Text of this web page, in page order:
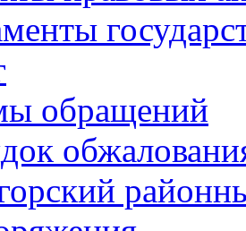
обращений